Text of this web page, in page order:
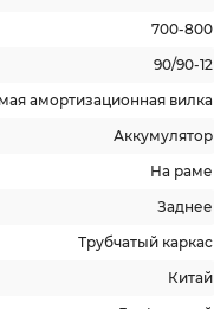
700-800
90/90-12
амортизационная вилка
Аккумулятор
На раме
Заднее
Трубчатый каркас
Китай